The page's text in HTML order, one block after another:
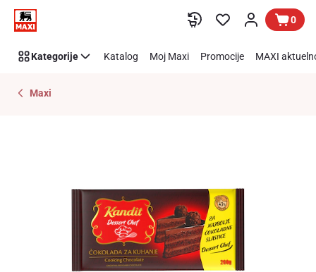
Preskoči link 0
Kategorije Katalog Moj Maxi Promocije MAXI
Maxi